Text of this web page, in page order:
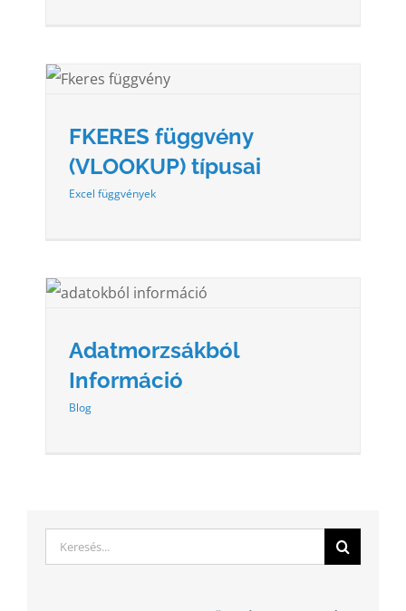
FKERES függvény
(VLOOKUP) típusai
Excel függvények
Adatmorzsákból
Információ
Blog
Keresés...